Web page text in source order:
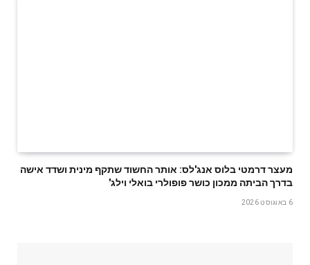
מעצר דרמטי בלוס אנג'לס: אותר החשוד שתקף מינית ושדד אישה
בדרך הביתה ממכון כושר פופולרי בואלי וילג'
6 באוגוסט 2026